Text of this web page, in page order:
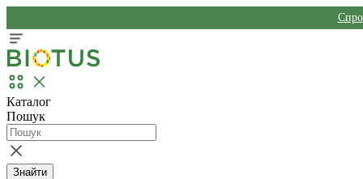
Каталог
Пошук
Знайти